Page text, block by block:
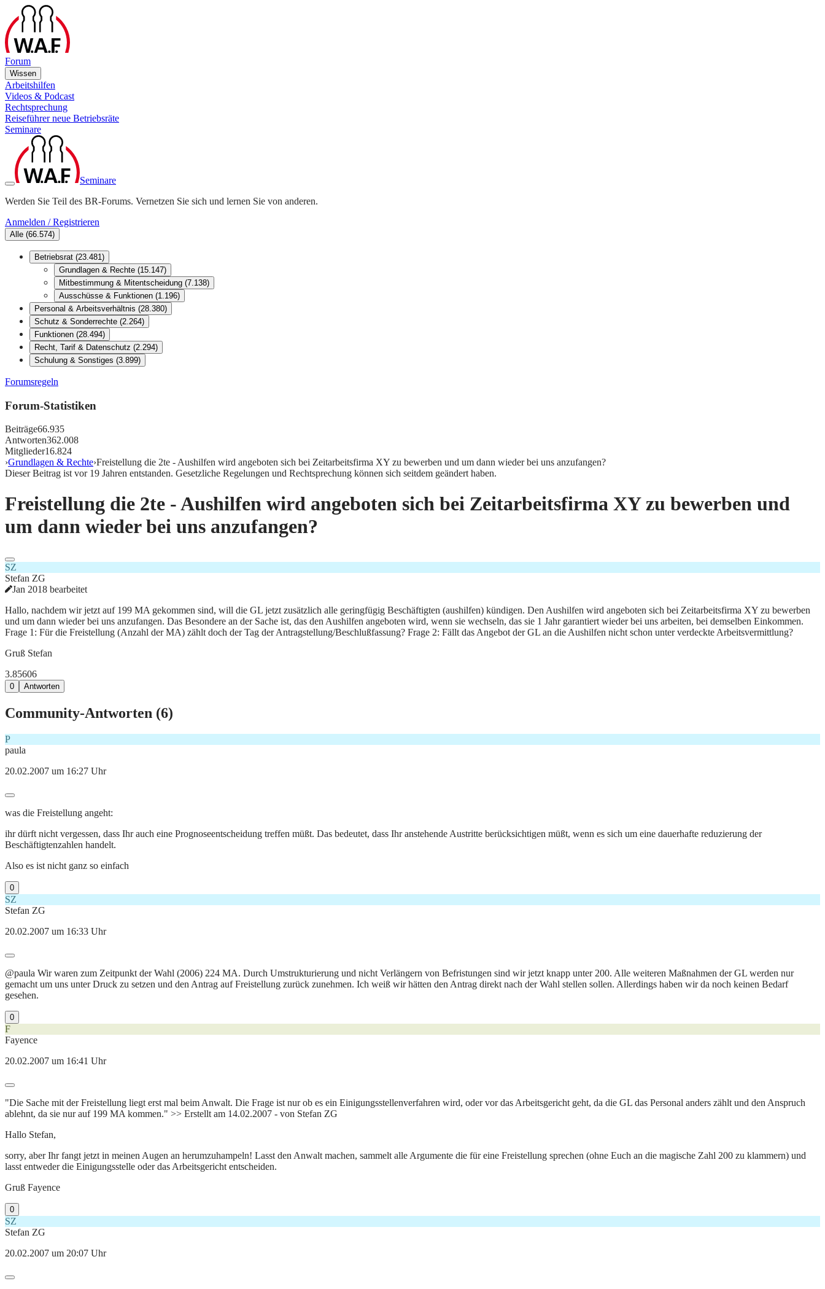
Forum
Wissen
Arbeitshilfen
Videos & Podcast
Rechtsprechung
Reiseführer neue Betriebsräte
Seminare
Seminare
Werden Sie Teil des BR-Forums. Vernetzen Sie sich und lernen Sie von anderen.
Anmelden / Registrieren
Alle (66.574)
Betriebsrat (23.481)
Grundlagen & Rechte (15.147)
Mitbestimmung & Mitentscheidung (7.138)
Ausschüsse & Funktionen (1.196)
Personal & Arbeitsverhältnis (28.380)
Schutz & Sonderrechte (2.264)
Funktionen (28.494)
Recht, Tarif & Datenschutz (2.294)
Schulung & Sonstiges (3.899)
Forumsregeln
Forum-Statistiken
Beiträge66.935
Antworten362.008
Mitglieder16.824
›Grundlagen & Rechte›Freistellung die 2te - Aushilfen wird angeboten sich bei Zeitarbeitsfirma XY zu bewerben und um dann wieder bei uns anzufangen?
Dieser Beitrag ist vor 19 Jahren entstanden. Gesetzliche Regelungen und Rechtsprechung können sich seitdem geändert haben.
Freistellung die 2te - Aushilfen wird angeboten sich bei Zeitarbeitsfirma XY zu bewerben und
um dann wieder bei uns anzufangen?
SZ
Stefan ZG
Jan 2018 bearbeitet
Hallo, nachdem wir jetzt auf 199 MA gekommen sind, will die GL jetzt zusätzlich alle geringfügig Beschäftigten (aushilfen) kündigen. Den Aushilfen wird angeboten sich bei Zeitarbeitsfirma XY zu bewerben
und um dann wieder bei uns anzufangen. Das Besondere an der Sache ist, das den Aushilfen angeboten wird, wenn sie wechseln, das sie 1 Jahr garantiert wieder bei uns arbeiten, bei demselben Einkommen.
Frage 1: Für die Freistellung (Anzahl der MA) zählt doch der Tag der Antragstellung/Beschlußfassung? Frage 2: Fällt das Angebot der GL an die Aushilfen nicht schon unter verdeckte Arbeitsvermittlung?
Gruß Stefan
3.85606
0 Antworten
Community-Antworten (6)
P
paula
20.02.2007 um 16:27 Uhr
was die Freistellung angeht:
ihr dürft nicht vergessen, dass Ihr auch eine Prognoseentscheidung treffen müßt. Das bedeutet, dass Ihr anstehende Austritte berücksichtigen müßt, wenn es sich um eine dauerhafte reduzierung der
Beschäftigtenzahlen handelt.
Also es ist nicht ganz so einfach
0
SZ
Stefan ZG
20.02.2007 um 16:33 Uhr
@paula Wir waren zum Zeitpunkt der Wahl (2006) 224 MA. Durch Umstrukturierung und nicht Verlängern von Befristungen sind wir jetzt knapp unter 200. Alle weiteren Maßnahmen der GL werden nur
gemacht um uns unter Druck zu setzen und den Antrag auf Freistellung zurück zunehmen. Ich weiß wir hätten den Antrag direkt nach der Wahl stellen sollen. Allerdings haben wir da noch keinen Bedarf
gesehen.
0
F
Fayence
20.02.2007 um 16:41 Uhr
"Die Sache mit der Freistellung liegt erst mal beim Anwalt. Die Frage ist nur ob es ein Einigungsstellenverfahren wird, oder vor das Arbeitsgericht geht, da die GL das Personal anders zählt und den Anspruch
ablehnt, da sie nur auf 199 MA kommen." >> Erstellt am 14.02.2007 - von Stefan ZG
Hallo Stefan,
sorry, aber Ihr fangt jetzt in meinen Augen an herumzuhampeln! Lasst den Anwalt machen, sammelt alle Argumente die für eine Freistellung sprechen (ohne Euch an die magische Zahl 200 zu klammern) und
lasst entweder die Einigungsstelle oder das Arbeitsgericht entscheiden.
Gruß Fayence
0
SZ
Stefan ZG
20.02.2007 um 20:07 Uhr